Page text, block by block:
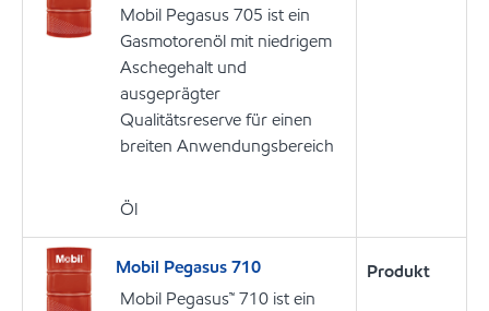
Mobil Pegasus 705 ist ein
Gasmotorenöl mit niedrigem
Aschegehalt und
ausgeprägter
Qualitätsreserve für einen
breiten Anwendungsbereich
Öl
Mobil Pegasus 710
Mobil Pegasus™ 710 ist ein
Produkt